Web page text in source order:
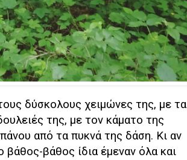
δύσκολους χειμώνες της, με τα
της, με τον κάματο της
από τα πυκνά της δάση. Κι αν
βάθος ίδια έμεναν όλα και